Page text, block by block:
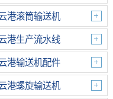
港滚筒输送机
港生产流水线
港输送机配件
港螺旋输送机